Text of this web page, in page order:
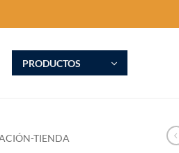
PRODUCTOS
TIENDA